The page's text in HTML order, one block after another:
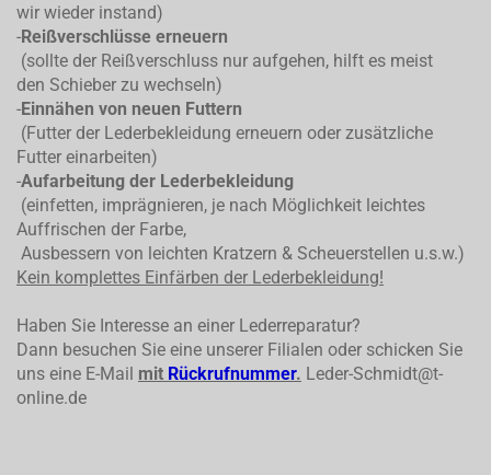
wir wieder instand)
-Reißverschlüsse erneuern
(sollte der Reißverschluss nur aufgehen, hilft es meist
den Schieber zu wechseln)
-Einnähen von neuen Futtern
(Futter der Lederbekleidung erneuern oder zusätzliche
Futter einarbeiten)
-Aufarbeitung der Lederbekleidung
(einfetten, imprägnieren, je nach Möglichkeit leichtes
Auffrischen der Farbe,
Ausbessern von leichten Kratzern & Scheuerstellen u.s.w.)
Kein komplettes Einfärben der Lederbekleidung!
Haben Sie Interesse an einer Lederreparatur?
Dann besuchen Sie eine unserer Filialen oder schicken Sie
uns eine E-Mail mit Rückrufnummer. Leder-Schmidt@t-
online.de